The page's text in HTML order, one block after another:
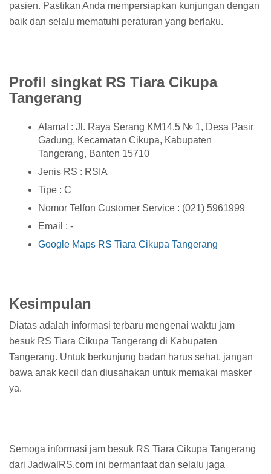
pasien. Pastikan Anda mempersiapkan kunjungan dengan
baik dan selalu mematuhi peraturan yang berlaku.
Profil singkat RS Tiara Cikupa
Tangerang
Alamat : Jl. Raya Serang KM14.5 № 1, Desa Pasir
Gadung, Kecamatan Cikupa, Kabupaten
Tangerang, Banten 15710
Jenis RS : RSIA
Tipe : C
Nomor Telfon Customer Service : (021) 5961999
Email : -
Google Maps RS Tiara Cikupa Tangerang
Kesimpulan
Diatas adalah informasi terbaru mengenai waktu jam
besuk RS Tiara Cikupa Tangerang di Kabupaten
Tangerang. Untuk berkunjung badan harus sehat, jangan
bawa anak kecil dan diusahakan untuk memakai masker
ya.
Semoga informasi jam besuk RS Tiara Cikupa Tangerang
dari JadwalRS.com ini bermanfaat dan selalu jaga